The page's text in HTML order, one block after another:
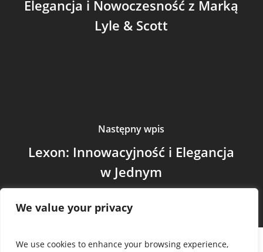
We value your privacy
We use cookies to enhance your browsing experience,
Elegancja i Nowoczesność z Marką
Lyle & Scott
Następny wpis
Lexon: Innowacyjność i Elegancja
w Jednym